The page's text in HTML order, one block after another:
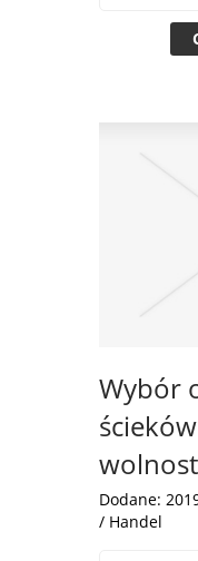
Wybór
Dodane:
/ Handel